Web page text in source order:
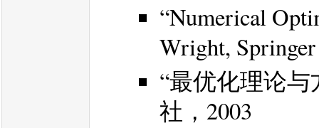
“Numerical
Wright, Springer
“最优化理论
社，2003